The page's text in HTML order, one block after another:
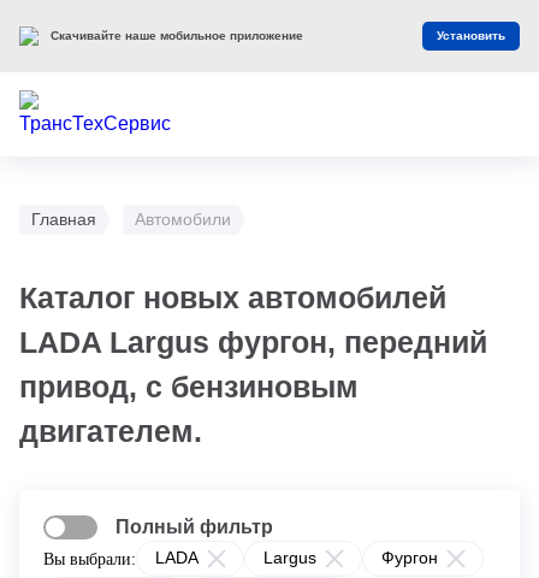
Главная Автомобили
Каталог новых автомобилей
LADA Largus фургон, передний
привод, с бензиновым
двигателем.
Вы выбрали: LADA Largus
Фургон
Полный фильтр
Скачивайте наше мобильное приложение Установить